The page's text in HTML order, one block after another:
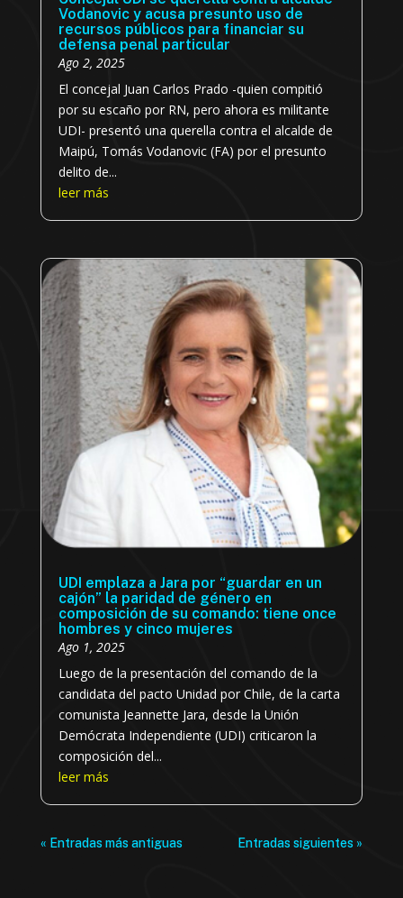
Vodanovic y acusa presunto uso de
recursos públicos para financiar su
defensa penal particular
Ago 2, 2025
El concejal Juan Carlos Prado -quien compitió
por su escaño por RN, pero ahora es militante
UDI- presentó una querella contra el alcalde de
Maipú, Tomás Vodanovic (FA) por el presunto
delito de...
leer más
UDI emplaza a Jara por “guardar en un
cajón” la paridad de género en
composición de su comando: tiene once
hombres y cinco mujeres
Ago 1, 2025
Luego de la presentación del comando de la
candidata del pacto Unidad por Chile, de la carta
comunista Jeannette Jara, desde la Unión
Demócrata Independiente (UDI) criticaron la
composición del...
leer más
« Entradas más antiguas Entradas siguientes »